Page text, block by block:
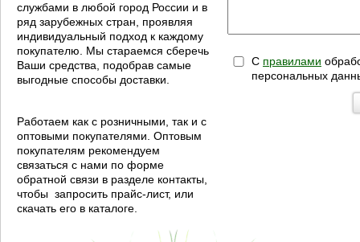
службами в любой город России и в
ряд зарубежных стран, проявляя
индивидуальный подход к каждому
покупателю. Мы стараемся сберечь
Ваши средства, подобрав самые
выгодные способы доставки.
Работаем как с розничными, так и с
оптовыми покупателями. Оптовым
покупателям рекомендуем
связаться с нами по форме
обратной связи в разделе контакты,
чтобы запросить прайс-лист, или
скачать его в каталоге.
С правилами
персональных